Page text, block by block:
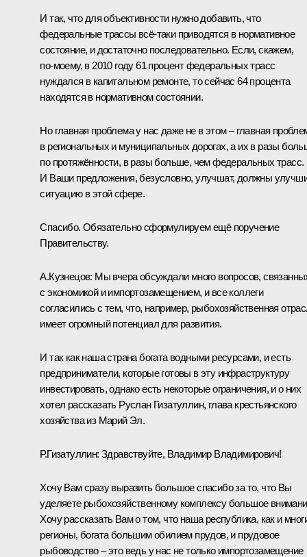
И так, что для объективности нужно добавить, что
федеральные трассы всё‑таки приводятся в нормативное
состояние, и достаточно последовательно. Если, скажем,
по‑моему, в 2010 году 61 процент федеральных трасс
нуждался в капитальном ремонте, то сейчас 64 процента
находятся в нормативном состоянии.
Но главная проблема у нас даже не в этом – главная
в региональных и муниципальных дорогах, а их в разы
по протяжённости, в разы больше, чем федеральных трасс.
И Ваши предложения, безусловно, улучшат, должны
ситуацию в этой сфере.
Спасибо. Обязательно сформулируем ещё поручение
Правительству.
А.Кузнецов: Мы вчера обсуждали много вопросов,
с экономикой и импортозамещением, и все коллеги
согласились с тем, что, например, рыбохозяйственная
имеет огромный потенциал для развития.
И так как наша страна богата водными ресурсами, и есть
предприниматели, которые готовы в эту инфраструктуру
инвестировать, однако есть некоторые ограничения, и о них
хотел рассказать Руслан Гизатуллин, глава крестьянского
хозяйства из Марий Эл.
Р.Гизатуллин: Здравствуйте, Владимир Владимирович!
Хочу Вам сразу выразить большое спасибо за то, что Вы
уделяете рыбохозяйственному комплексу большое
Хочу рассказать Вам о том, что наша республика, как и
регионы, богата большим обилием прудов, и прудовое
рыбоводство – это ведь у нас не только импортозамещение